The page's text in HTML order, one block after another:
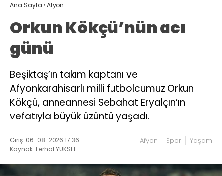
Ana Sayfa ›Afyon
Orkun Kökçü’nün acı
günü
Beşiktaş’ın takım kaptanı ve
Afyonkarahisarlı milli futbolcumuz Orkun
Kökçü, anneannesi Sebahat Eryalçın’ın
vefatıyla büyük üzüntü yaşadı.
Giriş: 06-08-2026 17:36
Kaynak: Ferhat YÜKSEL
Afyon Spor Yaşam